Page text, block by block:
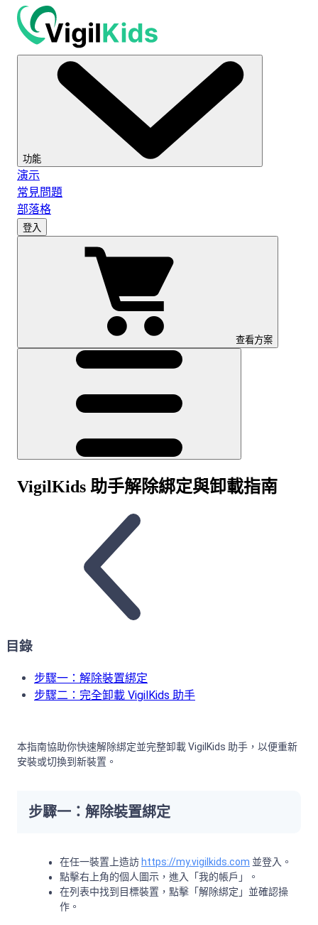
功能
演示
常見問題
部落格
登入
查看方案
VigilKids 助手解除綁定與卸載指南
目錄
步驟一：解除裝置綁定
步驟二：完全卸載 VigilKids 助手
本指南協助你快速解除綁定並完整卸載 VigilKids 助手，以便重新
安裝或切換到新裝置。
步驟一：解除裝置綁定
在任一裝置上造訪 https://my.vigilkids.com 並登入。
點擊右上角的個人圖示，進入「我的帳戶」。
在列表中找到目標裝置，點擊「解除綁定」並確認操
作。